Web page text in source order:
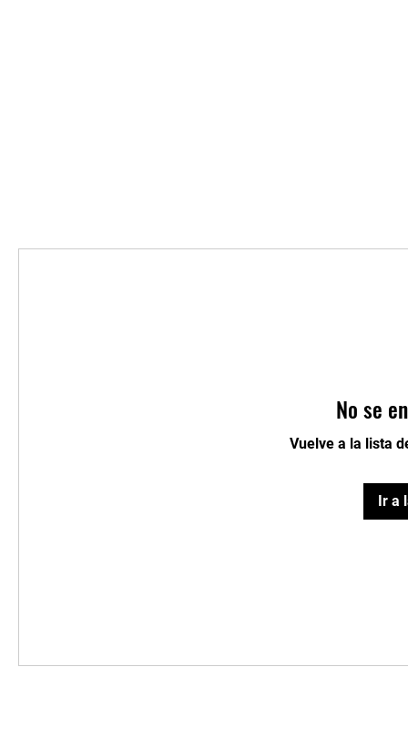
No se
Vuelve a la lista
Ir a